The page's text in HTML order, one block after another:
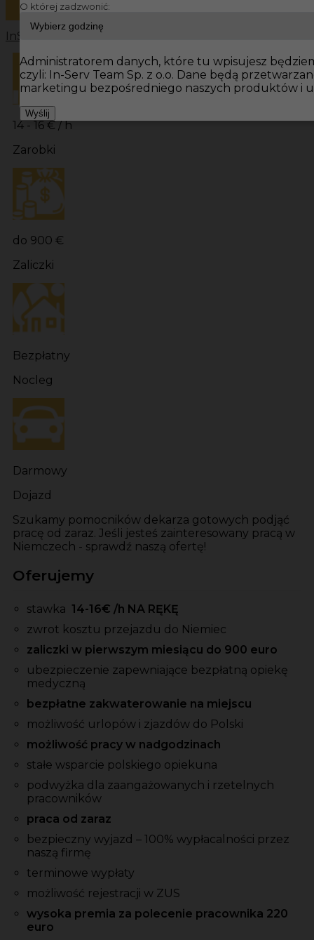
InServ Oferty pracy
14 - 16 € / h
Zarobki
do 900 €
Zaliczki
Bezpłatny
Nocleg
Darmowy
Dojazd
Szukamy pomocników dekarza gotowych podjąć
pracę od zaraz. Jeśli jesteś zainteresowany pracą w
Niemczech - sprawdź naszą ofertę!
Oferujemy
stawka 14-16€ /h NA RĘKĘ
zwrot kosztu przejazdu do Niemiec
zaliczki w pierwszym miesiącu do 900 euro
ubezpieczenie zapewniające bezpłatną opiekę
medyczną
bezpłatne zakwaterowanie na miejscu
możliwość urlopów i zjazdów do Polski
możliwość pracy w nadgodzinach
stałe wsparcie polskiego opiekuna
podwyżka dla zaangażowanych i rzetelnych
pracowników
praca od zaraz
bezpieczny wyjazd – 100% wypłacalności przez
naszą firmę
terminowe wypłaty
możliwość rejestracji w ZUS
wysoka premia za polecenie pracownika 220
euro
O której zadzwonić:
Administratorem danych, które tu wpisujesz
czyli: In-Serv Team Sp. z o.o. Dane będą
marketingu bezpośredniego naszych produktów i
Wyślij